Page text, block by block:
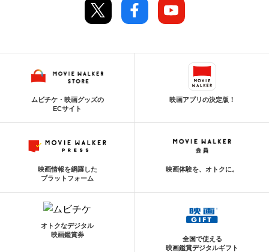
ムビチケ・映画グッズの
ECサイト
映画アプリの決定版！
映画情報を網羅した
プラットフォーム
映画体験を、オトクに。
オトクなデジタル
映画鑑賞券
全国で使える
映画鑑賞デジタルギフト